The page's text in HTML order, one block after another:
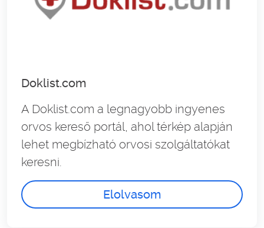
Doklist.com
A Doklist.com a legnagyobb ingyenes
orvos kereső portál, ahol térkép alapján
lehet megbízható orvosi szolgáltatókat
keresni.
Elolvasom